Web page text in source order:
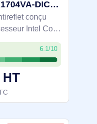
ASUS Vivobook 17 X1704VA-DICAU1057W Intel Core 5 120U Ordinateur portable 43,9 cm (17.3") Full HD 16 - 90NB13X2-M00KJ0
conçu
Intel Core
Go DDR5 et
Go pour un
HDMI et
6.1/10
HT